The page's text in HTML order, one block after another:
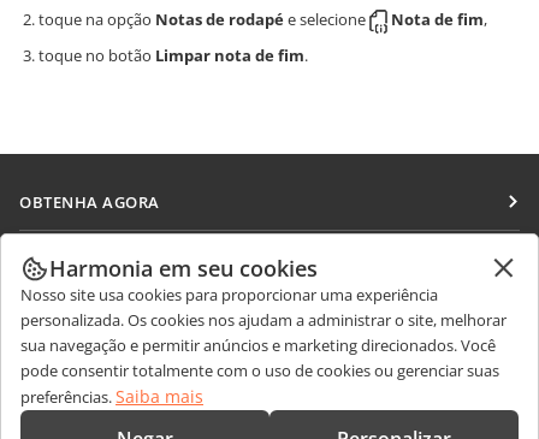
toque na opção Notas de rodapée selecione Nota de fim,
toque no botão Limpar nota de fim.
OBTENHA AGORA
Docs
DocSpace
Workspace
Conectores
Aplicativos para desktop
COLABORAR
Para colaboradores
Para tradutores
Para influenciadores
Vagas
RECEBA NOTÍCIAS
Blog
OBTER AJUDA
Fórum
CONTATE-NOS
Harmonia em seu cookies
Nosso site usa cookies para proporcionar uma experiência
personalizada. Os cookies nos ajudam a administrar o site, melhorar
sua navegação e permitir anúncios e marketing direcionados. Você
pode consentir totalmente com o uso de cookies ou gerenciar suas
preferências.Saiba mais